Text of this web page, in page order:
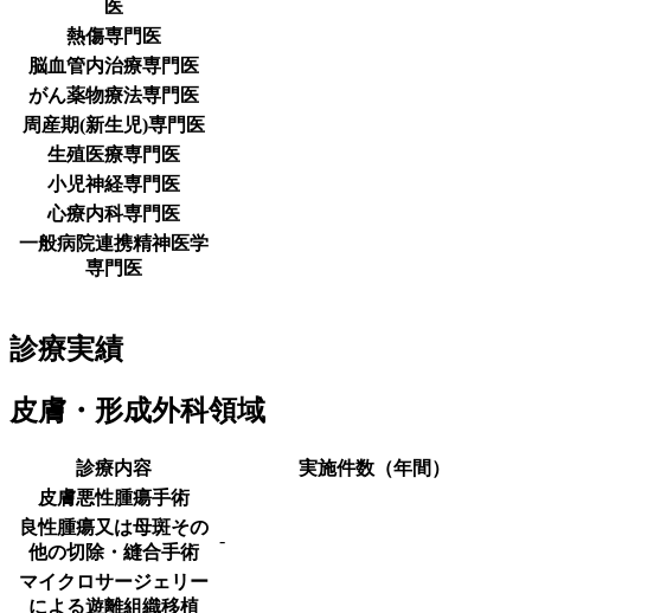
医
熱傷専門医
脳血管内治療専門医
がん薬物療法専門医
周産期(新生児)専門医
生殖医療専門医
小児神経専門医
心療内科専門医
一般病院連携精神医学
専門医
診療実績
皮膚・形成外科領域
診療内容
実施件数（年間）
皮膚悪性腫瘍手術
良性腫瘍又は母斑その
他の切除・縫合手術
-
マイクロサージェリー
による遊離組織移植